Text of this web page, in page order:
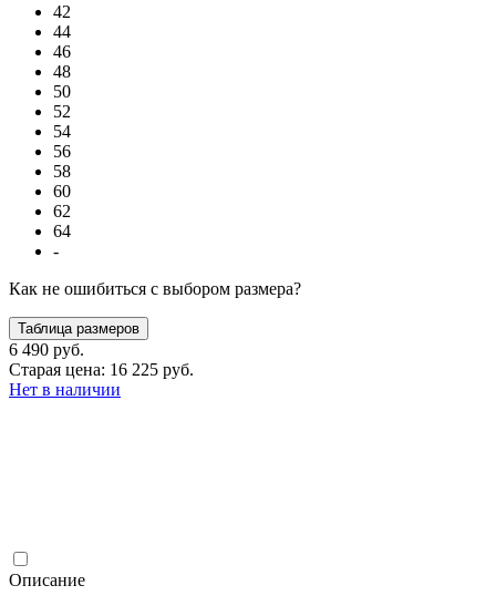
42
44
46
48
50
52
54
56
58
60
62
64
-
Как не ошибиться с выбором размера?
Таблица размеров
6 490 руб.
Старая цена: 16 225 руб.
Нет в наличии
Описание